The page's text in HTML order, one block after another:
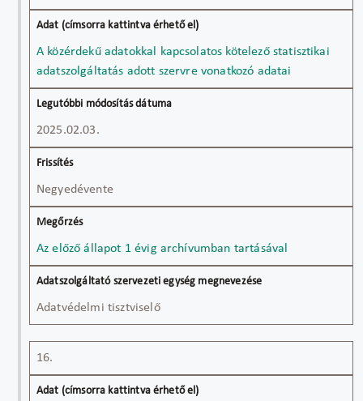
A közérdekű adatokkal kapcsolatos kötelező statisztikai
adatszolgáltatás adott szervre vonatkozó adatai
2025.02.03.
Negyedévente
Az előző állapot 1 évig archívumban tartásával
Adatvédelmi tisztviselő
16.